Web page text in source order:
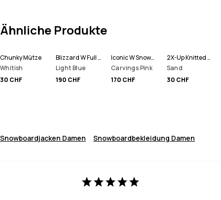
Ähnliche Produkte
Chunky Mütze
Whitish
30 CHF
Blizzard W Full Zip Snowboardjacke Damen
Light Blue
190 CHF
Iconic W Snowboardhose Damen
Carvings Pink
170 CHF
2X-Up Knitted Schlauchtuch
Sand
30 CHF
Snowboardjacken Damen Snowboardbekleidung Damen